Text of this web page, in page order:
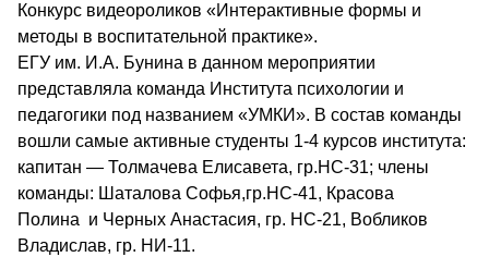
Конкурс видеороликов «Интерактивные формы и
методы в воспитательной практике».
ЕГУ им. И.А. Бунина в данном мероприятии
представляла команда Института психологии и
педагогики под названием «УМКИ». В состав команды
вошли самые активные студенты 1-4 курсов института:
капитан — Толмачева Елисавета, гр.НС-31; члены
команды: Шаталова Софья,гр.НС-41, Красова
Полина и Черных Анастасия, гр. НС-21, Вобликов
Владислав, гр. НИ-11.